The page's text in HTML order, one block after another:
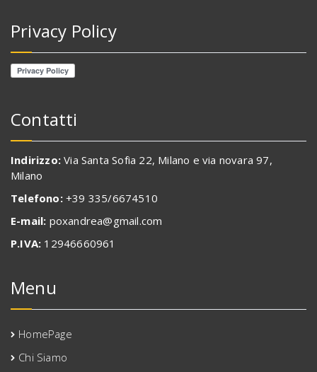
Privacy Policy
Contatti
Indirizzo: Via Santa Sofia 22, Milano e via novara 97,
Milano
Telefono:+39 335/6674510
E-mail: poxandrea@gmail.com
P.IVA: 12946660961
Menu
HomePage
Chi Siamo